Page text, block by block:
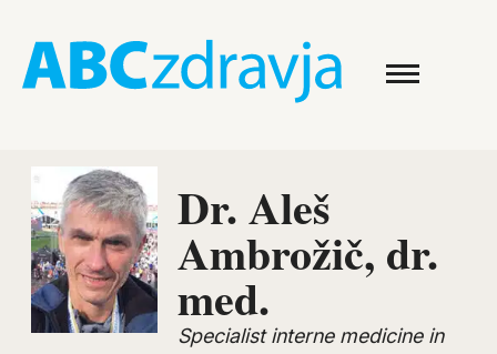
Dr. Aleš
Ambrožič, dr.
med.
Specialist interne medicine in